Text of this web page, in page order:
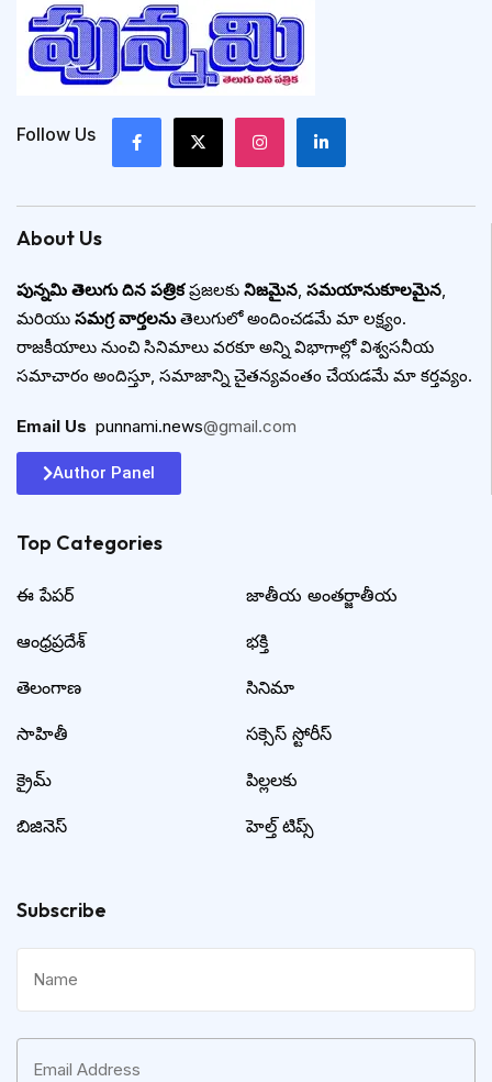
Follow Us
About Us
పున్నమి తెలుగు దిన పత్రికప్రజలకు నిజమైన, సమయానుకూలమైన,
మరియు సమగ్ర వార్తలనుతెలుగులో అందించడమే మా లక్ష్యం.
రాజకీయాలు నుంచి సినిమాలు వరకూ అన్ని విభాగాల్లో విశ్వసనీయ
సమాచారం అందిస్తూ, సమాజాన్ని చైతన్యవంతం చేయడమే మా కర్తవ్యం.
Email Us punnami.news@gmail.com
Author Panel
Top Categories​
ఈ పేపర్
ఆంధ్రప్రదేశ్
తెలంగాణ
సాహితీ
క్రైమ్
బిజినెస్
జాతీయ అంతర్జాతీయ
భక్తి
సినిమా
సక్సెస్ స్టోరీస్
పిల్లలకు
హెల్త్ టిప్స్
Subscribe